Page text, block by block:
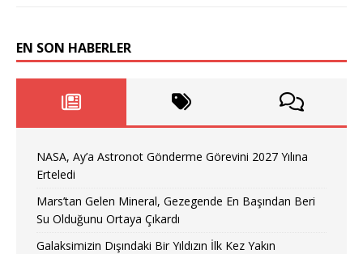
EN SON HABERLER
NASA, Ay’a Astronot Gönderme Görevini 2027 Yılına
Erteledi
Mars’tan Gelen Mineral, Gezegende En Başından Beri
Su Olduğunu Ortaya Çıkardı
Galaksimizin Dışındaki Bir Yıldızın İlk Kez Yakın